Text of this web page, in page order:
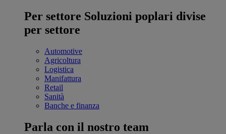
Per settore Soluzioni poplari divise
per settore
Automotive
Agricoltura
Logistica
Manifattura
Retail
Sanità
Banche e finanza
Parla con il nostro team